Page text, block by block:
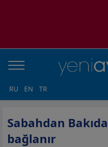
RU EN TR
Sabahdan
bağlanır